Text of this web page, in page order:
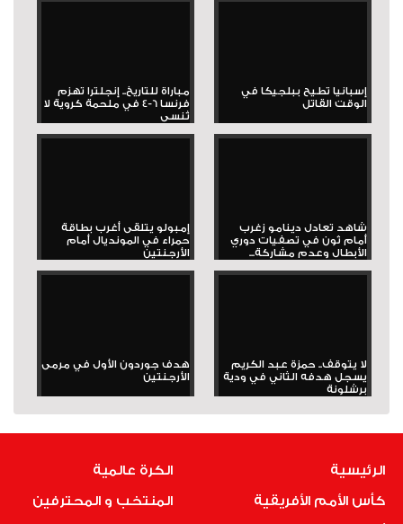
إسبانيا تطيح ببلجيكا في
الوقت القاتل
مباراة للتاريخ.. إنجلترا تهزم
فرنسا 6-4 في ملحمة كروية لا
تُنسى
شاهد تعادل دينامو زغرب
أمام ثون في تصفيات دوري
الأبطال وعدم مشاركة...
إمبولو يتلقى أغرب بطاقة
حمراء في المونديال أمام
الأرجنتين
لا يتوقف.. حمزة عبد الكريم
يسجل هدفه الثاني في ودية
برشلونة
هدف جوردون الأول في مرمى
الأرجنتين
الرئيسية
كأس الأمم الأفريقية
الكرة عالمية
المنتخب و المحترفين